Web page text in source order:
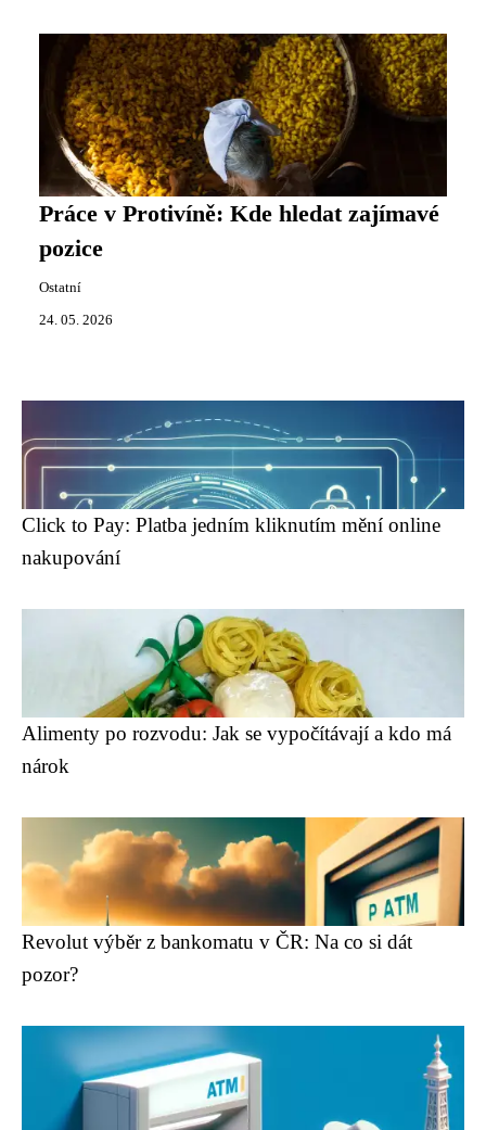
Práce v Protivíně: Kde hledat zajímavé
pozice
Ostatní
24. 05. 2026
Click to Pay: Platba jedním kliknutím mění online
nakupování
Alimenty po rozvodu: Jak se vypočítávají a kdo má
nárok
Revolut výběr z bankomatu v ČR: Na co si dát
pozor?